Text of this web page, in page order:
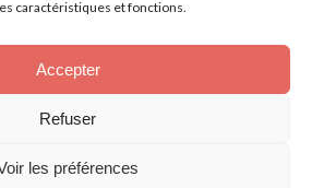
caractéristiques et fonctions.
Accepter
Refuser
les préférences
de confidentalité